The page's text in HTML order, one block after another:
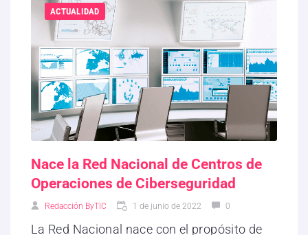
ACTUALIDAD
Nace la Red Nacional de Centros de
Operaciones de Ciberseguridad
Redacción ByTIC 1 de junio de 2022 0
La Red Nacional nace con el propósito de